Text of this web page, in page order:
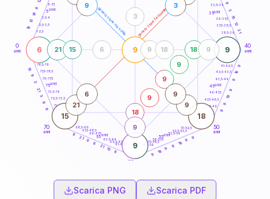
generazione maschile generazione femminile
0
anni
40
anni
50
anni
60
70
anni
1-2,5
2,5-3,5
3,5-4
6-7,5 33,5-34
36-37,5
37,5-38,5
38,5-39
41-42,5
42,5-43,5
43,5-44
46-47,5
47,5-48,5
48,5-49
51-52,5
52,5-53,5
53,5-54
56-57,5
57,5-58,5
58,5-59
61-62,5
62,5-63,5
63,5-64
66-67,5
67,5-68,5
68,5-69
71-72,5
72,5-73,5
73,5-74
76-77,5
77,5-78,5
78,5-79
18
12
18
6
9
3
15
12
21
9
18
9
9
18
9
9
9
9
18
9
9
18
9
6
15
21
6
9
21
9
6
9
3
21
3
9
15
6 9
9
9
15 18
18
9
9
9
18
21 9
9
15 9 18
6
3
9 3
21
6
9
9
5anni
35anni
45anni
55anni
65anni
75anni
Scarica PNG Scarica PDF